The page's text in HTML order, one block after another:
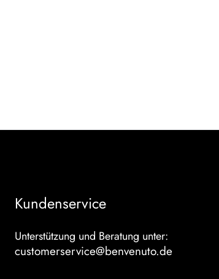
Kundenservice
Unterstützung und Beratung unter:
customerservice@benvenuto.de